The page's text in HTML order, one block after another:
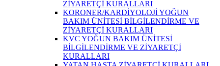
ZİYARETÇİ KURALLARI
KORONER/KARDİYOLOJİ YOĞUN
BAKIM ÜNİTESİ BİLGİLENDİRME VE
ZİYARETÇİ KURALLARI
KVC YOĞUN BAKIM ÜNİTESİ
BİLGİLENDİRME VE ZİYARETÇİ
KURALLARI